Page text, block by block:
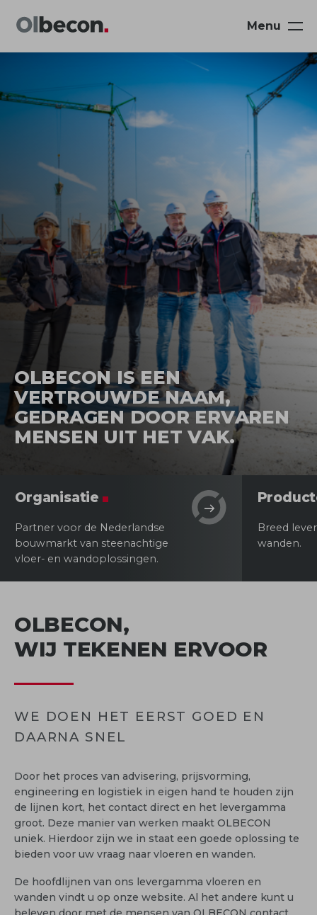
Navigatie
Menu
OLBECON IS EEN
VERTROUWDE NAAM,
GEDRAGEN DOOR ERVAREN
MENSEN UIT HET VAK.
Organisatie
Partner voor de Nederlandse
bouwmarkt van steenachtige
vloer- en wandoplossingen.
Breed
wanden.
OLBECON,
WIJ TEKENEN ERVOOR
WE DOEN HET EERST GOED EN
DAARNA SNEL
Door het proces van advisering, prijsvorming,
engineering en logistiek in eigen hand te houden zijn
de lijnen kort, het contact direct en het levergamma
groot. Deze manier van werken maakt OLBECON
uniek. Hierdoor zijn we in staat een goede oplossing te
bieden voor uw vraag naar vloeren en wanden.
De hoofdlijnen van ons levergamma vloeren en
wanden vindt u op onze website. Al het andere kunt u